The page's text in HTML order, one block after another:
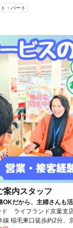
・パート
案内スタッフ
OKだから、主婦さんも
た方・社会復帰の方も
サポート体制充実で働き
ド ライフランド京葉支
線 稲毛東口徒歩約2分、